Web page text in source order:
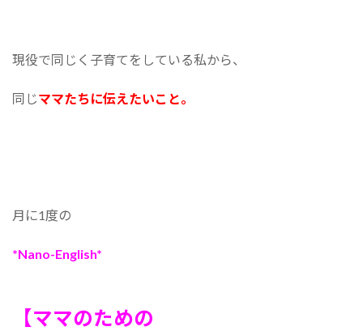
現役で同じく子育てをしている私から、
同じママたちに伝えたいこと。
月に1度の
*Nano-English*
【ママのための